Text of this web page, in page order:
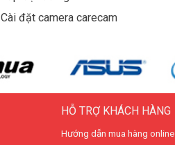
Cài đặt camera carecam
HỖ TRỢ KHÁCH HÀNG
Hướng dẫn mua hàng online